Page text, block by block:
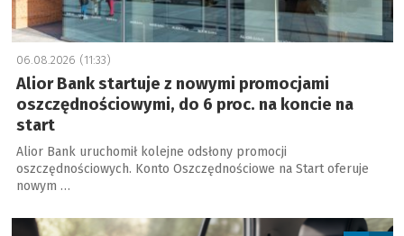
06.08.2026 (11:33)
Alior Bank startuje z nowymi promocjami
oszczędnościowymi, do 6 proc. na koncie na
start
Alior Bank uruchomił kolejne odsłony promocji
oszczędnościowych. Konto Oszczędnościowe na Start oferuje
nowym …
a